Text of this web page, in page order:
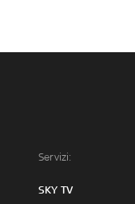
Servizi:
SKY TV